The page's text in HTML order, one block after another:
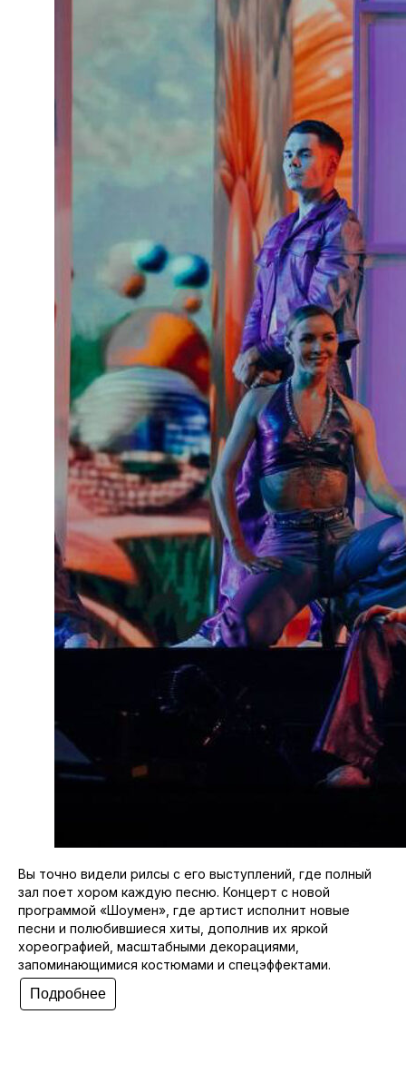
Вы точно видели рилсы с его выступлений, где полный
зал поет хором каждую песню. Концерт с новой
программой «Шоумен», где артист исполнит новые
песни и полюбившиеся хиты, дополнив их яркой
хореографией, масштабными декорациями,
запоминающимися костюмами и спецэффектами.
Подробнее